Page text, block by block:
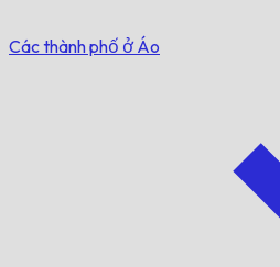
Các thành phố ở Áo